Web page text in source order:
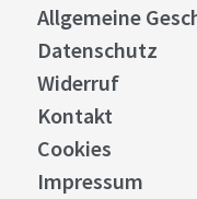
Allgemeine
Datenschutz
Widerruf
Kontakt
Cookies
Impressum